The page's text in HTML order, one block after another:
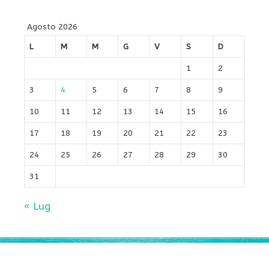
Agosto 2026
L
M M G V S D
1 2
3 4 5 6 7 8 9
10 11 12 13 14 15 16
17 18 19 20 21 22 23
24 25 26 27 28 29 30
31
« Lug